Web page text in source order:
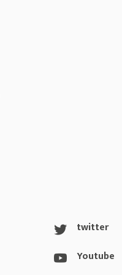
twitter
Youtube